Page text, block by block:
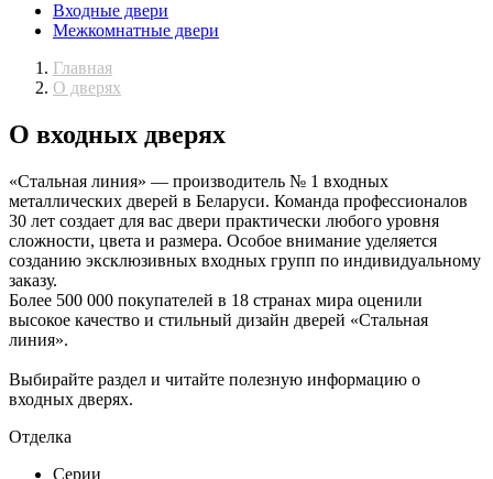
Входные двери
Межкомнатные двери
Главная
О дверях
О входных дверях
«Стальная линия» — производитель № 1 входных
металлических дверей в Беларуси. Команда профессионалов
30 лет создает для вас двери практически любого уровня
сложности, цвета и размера. Особое внимание уделяется
созданию эксклюзивных входных групп по индивидуальному
заказу.
Более 500 000 покупателей в 18 странах мира оценили
высокое качество и стильный дизайн дверей «Стальная
линия».
Выбирайте раздел и читайте полезную информацию о
входных дверях.
Отделка
Серии